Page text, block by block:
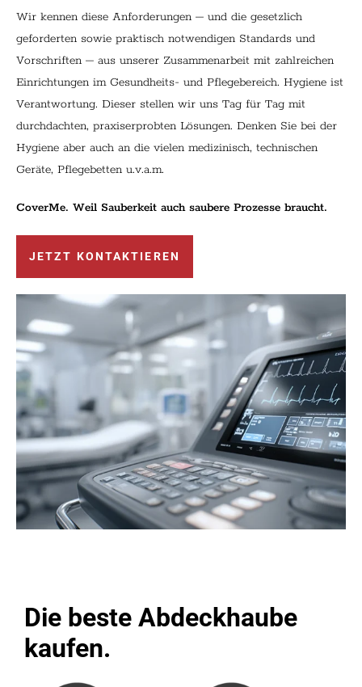
Wir kennen diese Anforderungen – und die gesetzlich
geforderten sowie praktisch notwendigen Standards und
Vorschriften – aus unserer Zusammenarbeit mit zahlreichen
Einrichtungen im Gesundheits- und Pflegebereich. Hygiene ist
Verantwortung. Dieser stellen wir uns Tag für Tag mit
durchdachten, praxiserprobten Lösungen. Denken Sie bei der
Hygiene aber auch an die vielen medizinisch, technischen
Geräte, Pflegebetten u.v.a.m.
CoverMe. Weil Sauberkeit auch saubere Prozesse braucht.
JETZT KONTAKTIEREN
Die beste Abdeckhaube
kaufen.